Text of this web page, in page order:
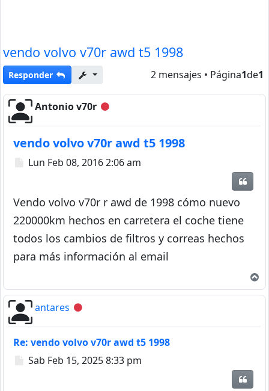
vendo volvo v70r awd t5 1998
Responder 2 mensajes • Página1de1
Antonio v70r Desconectado
vendo volvo v70r awd t5 1998
Mensaje
Lun Feb 08, 2016 2:06 am
Vendo volvo v70r r awd de 1998 cómo nuevo
220000km hechos en carretera el coche tiene
todos los cambios de filtros y correas hechos
para más información al email
antares Desconectado
Re: vendo volvo v70r awd t5 1998
Mensaje
Sab Feb 15, 2025 8:33 pm